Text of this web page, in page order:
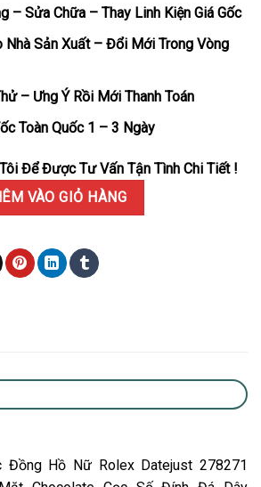
– Sửa Chữa – Thay Linh Kiện Giá Gốc
Nhà Sản Xuất – Đổi Mới Trong Vòng
– Ưng Ý Rồi Mới Thanh Toán
Toàn Quốc 1 – 3 Ngày
Để Được Tư Vấn Tận Tình Chi Tiết !
278271 Demi Vàng Hồng Mặt
VÀO GIỎ HÀNG
Đồng Hồ Nữ Rolex Datejust 278271